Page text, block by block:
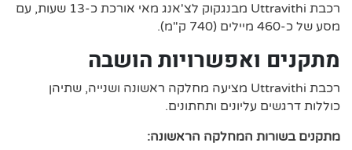
רכבת Uttravithi מבנגקוק לצ'אנג מאי אורכת כ-13 שעות, עם
מסע של כ-460 מיילים (740 ק"מ).
מתקנים ואפשרויות הושבה
רכבת Uttravithi מציעה מחלקה ראשונה ושנייה, שתיהן
כוללות דרגשים עליונים ותחתונים.
מתקנים בשורות המחלקה הראשונה: